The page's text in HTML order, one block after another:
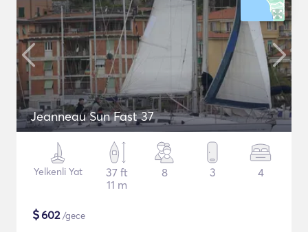
Jeanneau Sun Fast 37
Yelkenli Yat
37 ft
11 m
8 3 4
$602/gece